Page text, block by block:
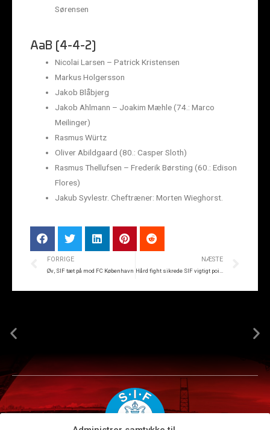
Sørensen
AaB (4-4-2)
Nicolai Larsen – Patrick Kristensen
Markus Holgersson
Jakob Blåbjerg
Jakob Ahlmann – Joakim Mæhle (74.: Marco
Meilinger)
Rasmus Würtz
Oliver Abildgaard (80.: Casper Sloth)
Rasmus Thellufsen – Frederik Børsting (60.: Edison
Flores)
Jakub Syvlestr. Cheftræner: Morten Wieghorst.
FORRIGE
Øv, SIF tæt på mod FC København
NÆSTE